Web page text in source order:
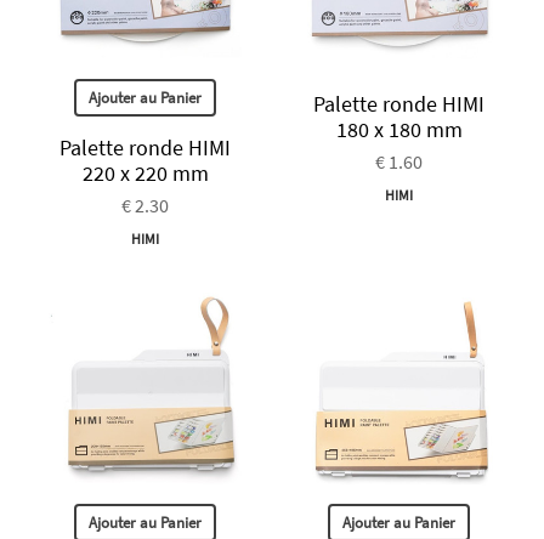
Ajouter au Panier
Palette ronde HIMI
220 x 220 mm
€ 2.30
HIMI
Palette ronde HIMI
180 x 180 mm
€ 1.60
HIMI
Ajouter au Panier Ajouter au Panier